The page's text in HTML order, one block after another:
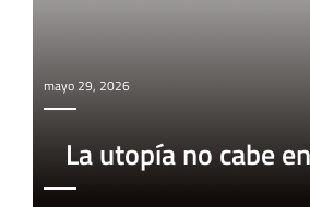
mayo 29, 2026
La utopía no cabe